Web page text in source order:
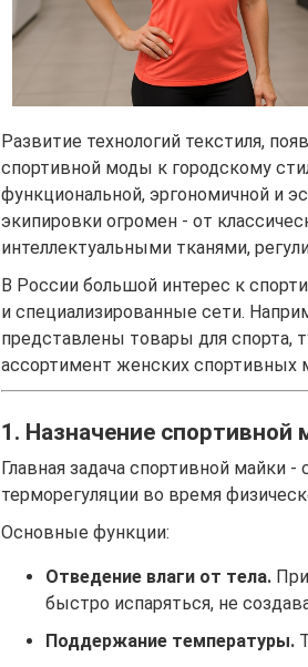
Развитие технологий текстиля,
спортивной моды к городскому
функциональной, эргономичной и
экипировки огромен - от
интеллектуальными тканями,
В России большой интерес к
и специализированные сети.
представлены товары для спорта,
ассортимент женских спортивных
1. Назначение спортивной
Главная задача спортивной майки
терморегуляции во время
Основные функции:
Отведение влаги от тела.
быстро испаряться, не
Поддержание температуры.